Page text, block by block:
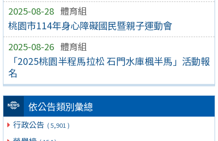
2025-08-28 體育組
桃園市114年身心障礙國民暨親子運動會
2025-08-26 體育組
「2025桃園半程馬拉松 石門水庫楓半馬」活動報
名
依公告類別彙總
行政公告 ( 5,901 )